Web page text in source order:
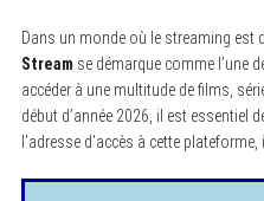
Dans un monde où le streaming est
Stream se démarque comme l’une
accéder à une multitude de films,
début d’année 2026, il est essentiel
l’adresse d’accès à cette